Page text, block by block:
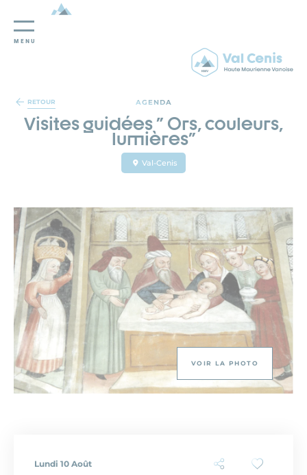
Panneau de gestion des cookies
MENU
RETOUR AGENDA
Visites guidées " Ors, couleurs,
lumières"
Val-Cenis
VOIR LA PHOTO
Lundi 10 Août